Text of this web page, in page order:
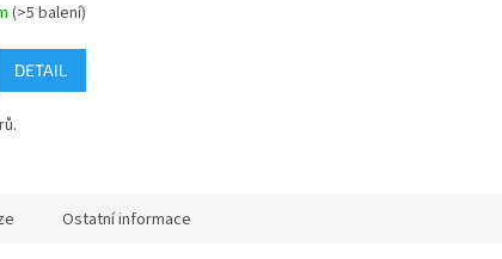
(>5 balení)
DETAIL
Ostatní informace